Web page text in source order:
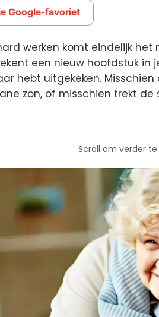
Google-favoriet
werken komt eindelijk
een nieuw hoofdstuk in
hebt uitgekeken.
zon, of misschien trekt
Scroll om verder te